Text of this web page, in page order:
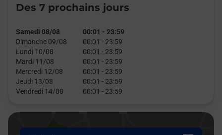
Des 7 prochains jours
Samedi 08/08 00:01 - 23:59
Dimanche 09/08
00:01 - 23:59
Lundi 10/08
00:01 - 23:59
Mardi 11/08
00:01 - 23:59
Mercredi 12/08
00:01 - 23:59
Jeudi 13/08
00:01 - 23:59
Vendredi 14/08
00:01 - 23:59